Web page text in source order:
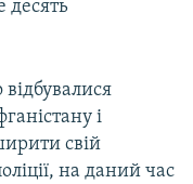
відбувалися
і
свій
на даний час